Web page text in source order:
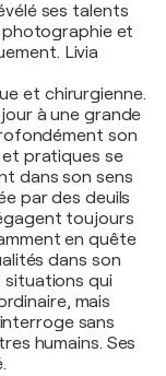
ses talents
photographie et
Livia
et chirurgienne.
à une grande
son
pratiques se
dans son sens
par des deuils
toujours
en quête
dans son
qui
mais
sans
humains. Ses